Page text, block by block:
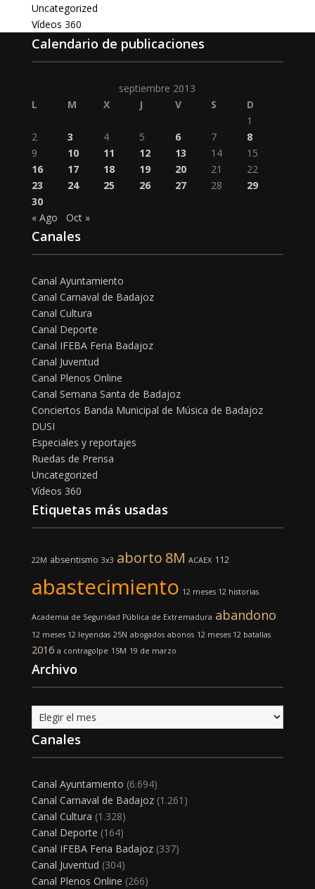
Uncategorized
Vídeos 360
Calendario de publicaciones
septiembre 2013
L
M X J V S
D
1
2
3 4 5 6 7
8
9
10 11 12 13 14
15
16
17 18 19 20 21
22
23
24 25 26 27 28
29
30
« Ago
Oct »
Canales
Canal Ayuntamiento
Canal Carnaval de Badajoz
Canal Cultura
Canal Deporte
Canal IFEBA Feria Badajoz
Canal Juventud
Canal Plenos Online
Canal Semana Santa de Badajoz
Conciertos Banda Municipal de Música de Badajoz
DUSI
Especiales y reportajes
Ruedas de Prensa
Uncategorized
Vídeos 360
Etiquetas más usadas
22M absentismo 3x3 aborto 8M ACAEX 112
abastecimiento 12 meses 12 historias
Academia de Seguridad Pública de Extremadura abandono
12 meses 12 leyendas 25N abogados abonos 12 meses 12 batallas
2016 a contragolpe 15M 19 de marzo
Archivo
Archivo
Canales
Canal Ayuntamiento (6.694)
Canal Carnaval de Badajoz(1.261)
Canal Cultura (1.328)
Canal Deporte (164)
Canal IFEBA Feria Badajoz(337)
Canal Juventud (304)
Canal Plenos Online (266)